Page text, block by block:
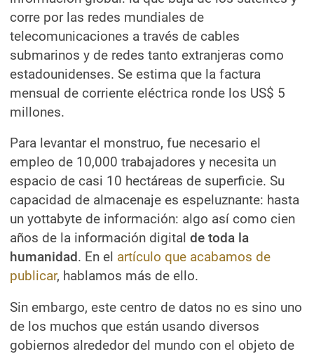
corre por las redes mundiales de
telecomunicaciones a través de cables
submarinos y de redes tanto extranjeras como
estadounidenses. Se estima que la factura
mensual de corriente eléctrica ronde los US$ 5
millones.
Para levantar el monstruo, fue necesario el
empleo de 10,000 trabajadores y necesita un
espacio de casi 10 hectáreas de superficie. Su
capacidad de almacenaje es espeluznante: hasta
un yottabyte de información: algo así como cien
años de la información digital de toda la
humanidad. En el artículo que acabamos de
publicar, hablamos más de ello.
Sin embargo, este centro de datos no es sino uno
de los muchos que están usando diversos
gobiernos alrededor del mundo con el objeto de